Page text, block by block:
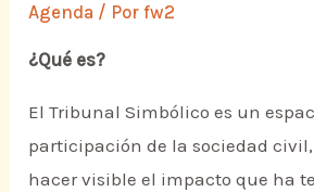
Agenda / Porfw2
¿Qué es?
El Tribunal Simbólico es un
participación de la sociedad
hacer visible el impacto que ha